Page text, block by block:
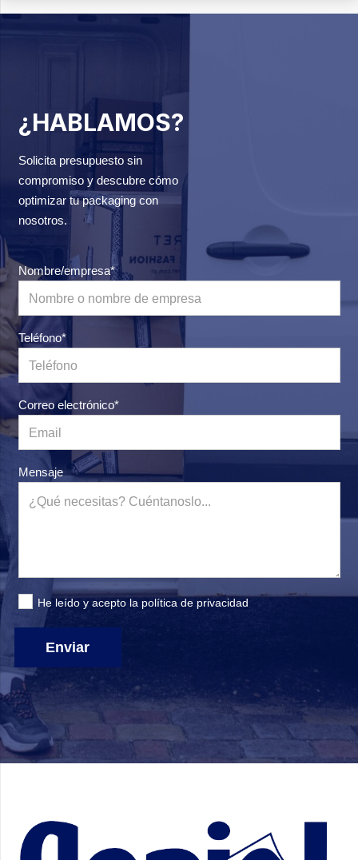
¿HABLAMOS?
Solicita presupuesto sin
compromiso y descubre cómo
optimizar tu packaging con
nosotros.
Nombre/empresa*
Teléfono*
Correo electrónico*
Mensaje
He leído y acepto la política de privacidad
Enviar